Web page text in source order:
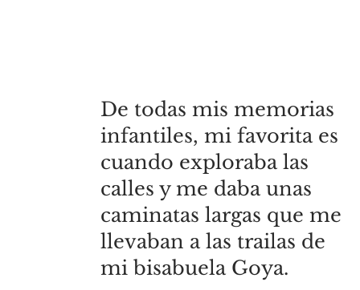
De todas mis memorias
infantiles, mi favorita es
cuando exploraba las
calles y me daba unas
caminatas largas que me
llevaban a las trailas de
mi bisabuela Goya.